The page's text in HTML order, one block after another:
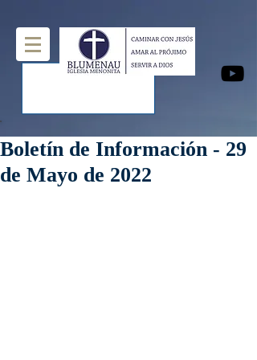
Boletín de Información - 29
de Mayo de 2022